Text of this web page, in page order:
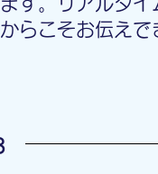
らこそお伝えで